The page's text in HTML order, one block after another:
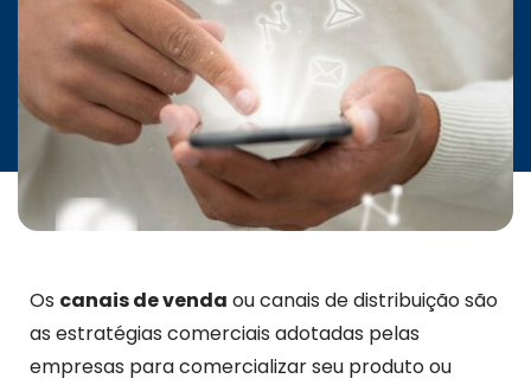
Os canais de venda ou canais de distribuição são
as estratégias comerciais adotadas pelas
empresas para comercializar seu produto ou